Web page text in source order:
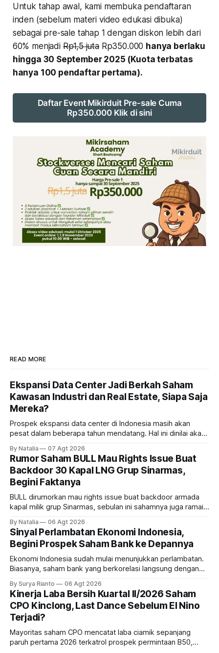
Untuk tahap awal, kami membuka pendaftaran
inden (sebelum materi video edukasi dibuka)
sebagai pre-sale tahap 1 dengan diskon lebih dari
60% menjadiRp1,5 jutaRp350.000 hanya berlaku
hingga 30 September 2025 (Kuota terbatas
hanya 100 pendaftar pertama).
Daftar Event Mikirduit Pre-sale Cuma
Rp350.000 Klik di sini
READ MORE
Ekspansi Data Center Jadi Berkah Saham
Kawasan Industri dan Real Estate, Siapa Saja
Mereka?
Prospek ekspansi data center di Indonesia masih akan
pesat dalam beberapa tahun mendatang. Hal ini dinilai akan
estate, ada siapa saja mereka?
By Natalia 07 Agt 2026
Rumor Saham BULL Mau Rights Issue Buat
Backdoor 30 Kapal LNG Grup Sinarmas,
Begini Faktanya
BULL dirumorkan mau rights issue buat backdoor armada
kapal milik grup Sinarmas, sebulan ini sahamnya juga ramai
masih menarik dilirik?
By Natalia 06 Agt 2026
Sinyal Perlambatan Ekonomi Indonesia,
Begini Prospek Saham Bank ke Depannya
Ekonomi Indonesia sudah mulai menunjukkan perlambatan.
Biasanya, saham bank yang berkorelasi langsung dengan
bank ke depannya?
By Surya Rianto 06 Agt 2026
Kinerja Laba Bersih Kuartal II/2026 Saham
CPO Kinclong, Last Dance Sebelum El Nino
Terjadi?
Mayoritas saham CPO mencatat laba ciamik sepanjang
paruh pertama 2026 terkatrol prospek permintaan B50,